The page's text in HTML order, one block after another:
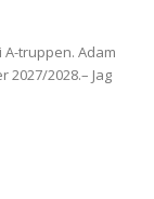
truppen. Adam
2028.– Jag